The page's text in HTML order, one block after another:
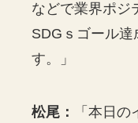
などで業界ポジ
SDGｓゴール達
す。」
松尾：
「本日